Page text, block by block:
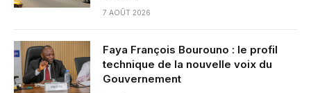
7 AOÛT 2026
Faya François Bourouno : le profil
technique de la nouvelle voix du
Gouvernement